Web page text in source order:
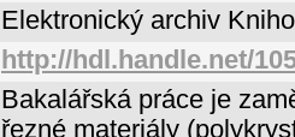
Elektronický archiv
http://hdl.handle.net/
Bakalářská práce je
řezné materiály